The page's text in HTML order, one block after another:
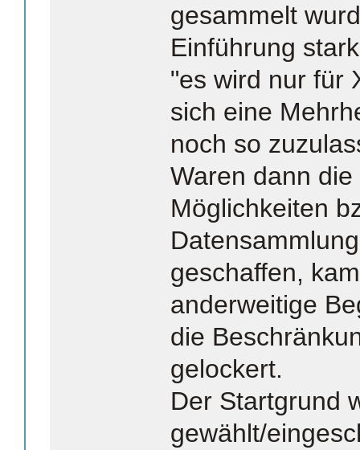
gesammelt
Einführung
"es wird nur für
sich eine
noch so
Waren dann
Möglichkeiten
geschaffen,
anderweitige
die
gelockert.
Der Startgrund
gewählt/